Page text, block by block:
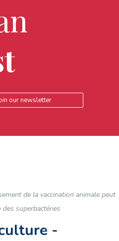
de la vaccination animale peut
des superbactéries
-